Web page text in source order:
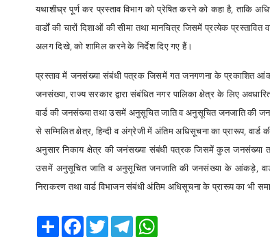
यथाशीघ्र पूर्ण कर प्रस्ताव विभाग को प्रेषित करने को कहा है, ताकि
वार्डों की चारों दिशाओं की सीमा तथा मानचित्र जिसमें प्रत्येक
अलग दिखे, को शामिल करने के निर्देश दिए गए हैं।
प्रस्ताव में जनसंख्या संबंधी पत्रक जिसमें गत जनगणना के प्रकाशित
जनसंख्या, राज्य सरकार द्वारा संबंधित नगर पालिका क्षेत्र के लिए
वार्ड की जनसंख्या तथा उसमें अनुसूचित जाति व अनुसूचित जनजाति की
से सम्मिलित क्षेत्र, हिन्दी व अंग्रेजी में अंतिम अधिसूचना का प्रारूप,
अनुसार निकाय क्षेत्र की जनंसख्या संबंधी पत्रक जिसमें कुल जनसंख्या
उसमें अनुसूचित जाति व अनुसूचित जनजाति की जनसंख्या के आंकड़े, वार्डो
निराकरण तथा वार्ड विभाजन संबंधी अंतिम अधिसूचना के प्रारूप का भी
Share Facebook
TwitterTelegram